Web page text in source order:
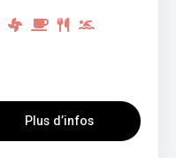
Plus d’infos